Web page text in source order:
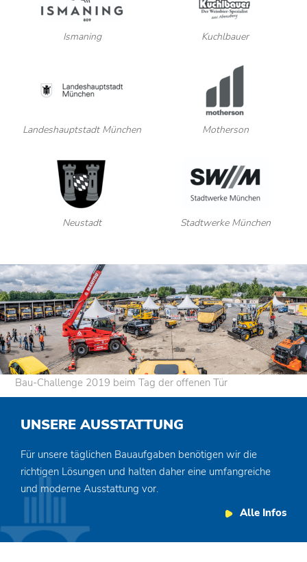
Ismaning Kuchlbauer
Landeshauptstadt München Motherson
Neustadt Stadtwerke München
Bau-Challenge 2019 beim Tag der offenen Tür
UNSERE AUSSTATTUNG
Für unsere täglichen Bauaufgaben benötigen wir die
richtigen Lösungen und halten daher eine umfangreiche
und moderne Ausstattung vor.
Alle Infos